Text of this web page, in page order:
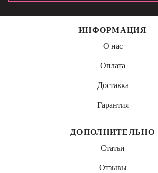
ИНФОРМАЦИЯ
О нас
Оплата
Доставка
Гарантия
ДОПОЛНИТЕЛЬНО
Статьи
Отзывы